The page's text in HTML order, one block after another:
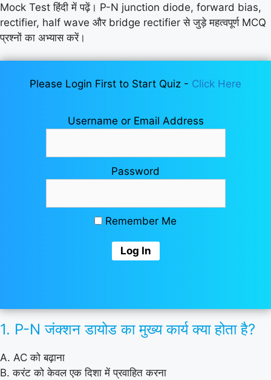
Mock Test हिंदी में पढ़ें। P-N junction diode, forward bias,
rectifier, half wave और bridge rectifier से जुड़े महत्वपूर्ण MCQ
प्रश्नों का अभ्यास करें।
Please Login First to Start Quiz - Click Here
Username or Email Address
Password
Remember Me
1. P-N जंक्शन डायोड का मुख्य कार्य क्या होता है?
A. AC को बढ़ाना
B. करंट को केवल एक दिशा में प्रवाहित करना